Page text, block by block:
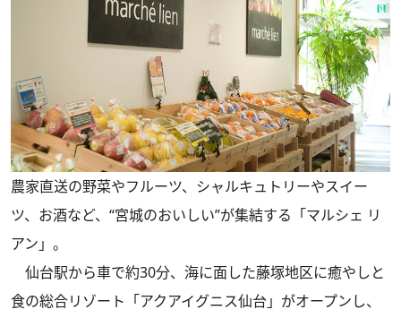
農家直送の野菜やフルーツ、シャルキュトリーやスイー
ツ、お酒など、“宮城のおいしい”が集結する「マルシェ リ
アン」。
仙台駅から車で約30分、海に面した藤塚地区に癒やしと
食の総合リゾート「アクアイグニス仙台」がオープンし、